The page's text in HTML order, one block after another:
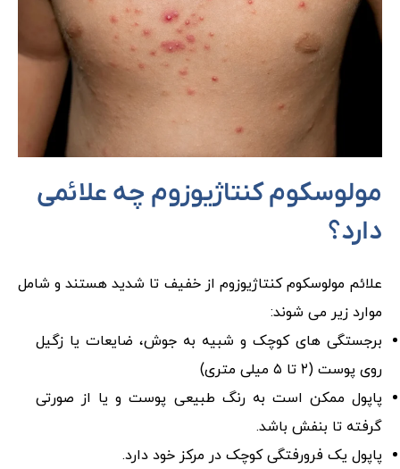
مولوسکوم کنتاژیوزوم چه علائمی
دارد؟
علائم مولوسکوم کنتاژیوزوم از خفیف تا شدید هستند و شامل
موارد زیر می شوند:
برجستگی های کوچک و شبیه به جوش، ضایعات یا زگیل
روی پوست (۲ تا ۵ میلی متری)
پاپول ممکن است به رنگ طبیعی پوست و یا از صورتی
گرفته تا بنفش باشد.
پاپول یک فرورفتگی کوچک در مرکز خود دارد.